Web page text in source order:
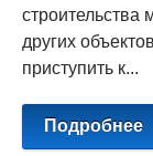
строительства
других
приступить к...
Подробнее